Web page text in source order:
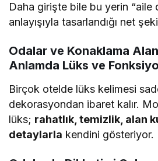
Daha girişte bile bu yerin “aile
anlayışıyla tasarlandığı net
Odalar ve Konaklama
Anlamda Lüks ve
Birçok otelde lüks kelimesi
dekorasyondan ibaret kalır.
lüks; rahatlık, temizlik, alan
detaylarla kendini gösteriyor.